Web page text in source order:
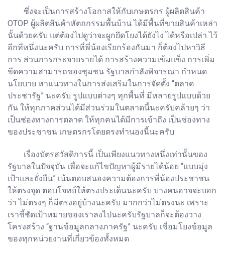
ซึ่งจะเป็นการสร้างโอกาสให้กับเกษตรกร ผู้ผลิตสินค้า
OTOP ผู้ผลิตสินค้าหัตถกรรมพื้นบ้าน ได้มีพื้นที่ขายสินค้าเหล่า
นั้นด้วยครับ แต่ต้องไปดูว่าจะผูกยึดโยงได้ยังไง ได้หรือเปล่า ไว้
อีกทีหนึ่งนะครับ การที่พี่น้องเรียกร้องกันมา ก็ต้องไปหาวิธี
การ ส่วนการกระจายรายได้ การสร้างความเข้มแข็ง การเพิ่ม
ขีดความสามารถของชุมชน รัฐบาลกำลังพิจารณา กำหนด
นโยบาย หาแนวทางในการส่งเสริมในการจัดตั้ง “ตลาด
ประชารัฐ” นะครับ รูปแบบต่างๆ ทุกพื้นที่ มีหลายรูปแบบด้วย
กัน ให้ทุกภาคส่วนได้มีส่วนร่วมในตลาดนี้นะครับคล้ายๆ ว่า
เป็นช่องทางการตลาด ให้ทุกคนได้มีการเข้าถึง เป็นช่องทาง
ของประชาชน เกษตรกรโดยตรงทำนองนี้นะครับ
เรื่องบัตรสวัสดิการนี้ เป็นเพียงแนวทางหนึ่งเท่านั้นของ
รัฐบาลในปัจจุบัน เพื่อจะแก้ไขปัญหาผู้มีรายได้น้อย “แบบมุ่ง
เป้าและยั่งยืน” เน้นตอบสนองความต้องการพี่น้องประชาชน
ให้ตรงจุด ตอบโจทย์ให้ตรงประเด็นนะครับ บางคนอาจจะบอก
ว่า ไม่ตรงๆ ก็มีตรงอยู่บ้างนะครับ มากกว่าไม่ตรงนะ เพราะ
เราชี้ชัดเป้าหมายของเราลงไปนะครับรัฐบาลก็จะต้องวาง
โครงสร้าง “ฐานข้อมูลกลางภาครัฐ” นะครับ เชื่อมโยงข้อมูล
ของทุกหน่วยงานที่เกี่ยวข้องทั้งหมด